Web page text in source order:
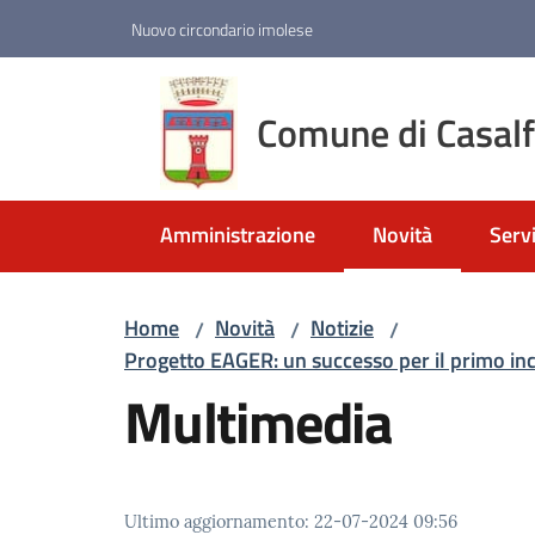
Nuovo circondario imolese
Comune di
Amministrazione Novità
Menu selezionato
Home / Novità / Notizie /
Progetto EAGER: un successo per il primo
Multimedia
Ultimo aggiornamento: 22-07-2024 09:56